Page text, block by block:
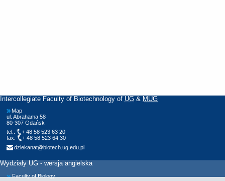
Intercollegiate Faculty of Biotechnology of UG & MUG
Map
ul. Abrahama 58
80-307 Gdańsk
tel.:
+ 48 58 523 63 20
fax:
+ 48 58 523 64 30
dziekanat@biotech.ug.edu.pl
Wydziały UG - wersja angielska
Faculty of Biology